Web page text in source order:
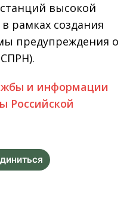
высокой
рамках создания
предупреждения о
и информации
Российской